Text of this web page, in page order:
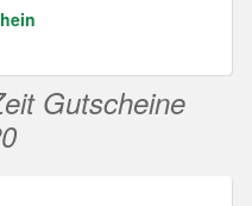
Gutscheine